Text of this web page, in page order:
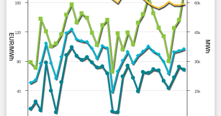
MWh
EUR/MWh
15k
30k
45k
60k
40
80
120
160